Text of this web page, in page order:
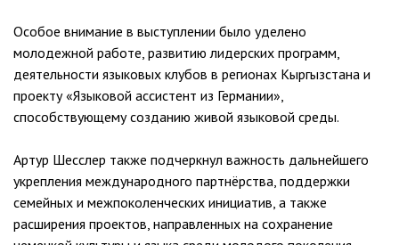
Особое внимание в выступлении было уделено
молодежной работе, развитию лидерских программ,
деятельности языковых клубов в регионах Кыргызстана и
проекту «Языковой ассистент из Германии»,
способствующему созданию живой языковой среды.
Артур Шесслер также подчеркнул важность дальнейшего
укрепления международного партнёрства, поддержки
семейных и межпоколенческих инициатив, а также
расширения проектов, направленных на сохранение